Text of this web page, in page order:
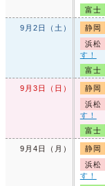
富士
9月2日（土） 静岡
浜松
す！
富士
9月3日（日） 静岡
浜松
す！
富士
9月4日（月） 静岡
浜松
す！